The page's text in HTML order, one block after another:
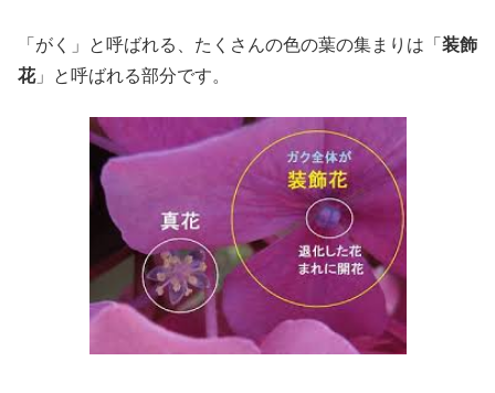
「がく」と呼ばれる、たくさんの色の葉の集まりは「 装飾
花」と呼ばれる部分です。